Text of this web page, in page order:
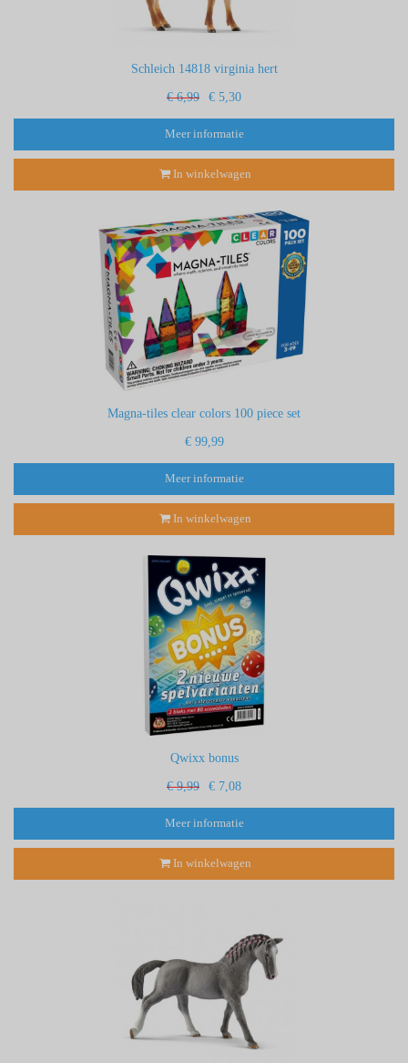
Schleich 14818 virginia hert
€ 6,99 € 5,30
Meer informatie
In winkelwagen
Magna-tiles clear colors 100 piece set
€ 99,99
Meer informatie
In winkelwagen
Qwixx bonus
€ 9,99 € 7,08
Meer informatie
In winkelwagen